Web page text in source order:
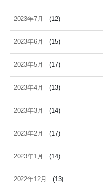
2023年7月 (12)
2023年6月 (15)
2023年5月 (17)
2023年4月 (13)
2023年3月 (14)
2023年2月 (17)
2023年1月 (14)
2022年12月 (13)